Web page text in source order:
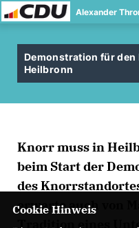
Alexander
Demonstration für
Heilbronn
Knorr muss in
beim Start der
des
erwarte auch von
Tradition eines
Cookie Hinweis